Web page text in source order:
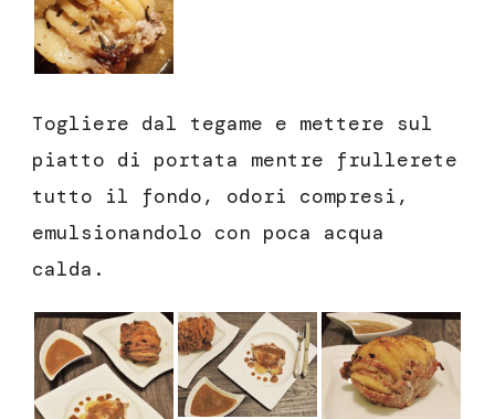
Togliere dal tegame e mettere sul
piatto di portata mentre frullerete
tutto il fondo, odori compresi,
emulsionandolo con poca acqua
calda.